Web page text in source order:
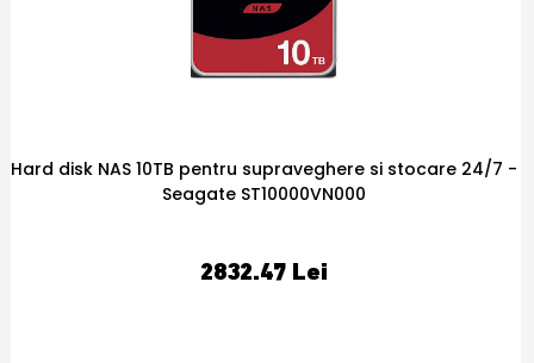
-Patchcord SC/UPC-SC/UPC, 5m, simplex singlemode - OEM
SC/UPC-SC/UPC
PRP:32,09Lei